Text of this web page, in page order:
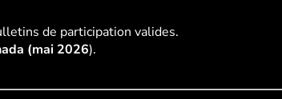
de participation valides.
(mai 2026).